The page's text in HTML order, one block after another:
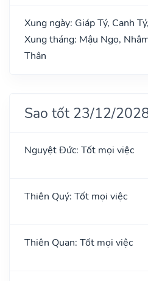
Xung ngày: Giáp Tý, Canh
Xung tháng: Mậu Ngọ,
Thân
Sao tốt 23/12/
Nguyệt Đức: Tốt mọi việc
Thiên Quý: Tốt mọi việc
Thiên Quan: Tốt mọi việc